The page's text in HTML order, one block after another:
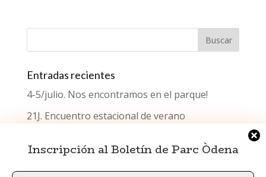
Inscripción al Boletín de Parc Òdena
Entradas recientes
4-5/julio. Nos encontramos en el parque!
21J. Encuentro estacional de verano
Encuentro estacional de primavera